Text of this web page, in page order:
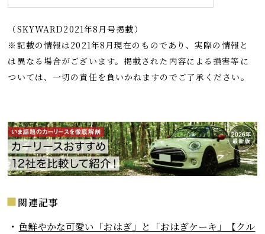
（SKYWARD2021年8月号掲載）
※記載の情報は2021年8月現在のものであり、実際の情報と
は異なる場合がございます。掲載された内容による損害等に
ついては、一切の責任を負いかねますのでご了承ください。
関連記事
色鮮やかな可愛い「おはぎ」と「おはぎケーキ」【クル